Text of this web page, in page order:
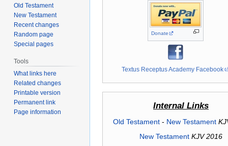
Donate
Textus Receptus Academy Facebook
Internal Links
Old Testament- New Testament
New Testament KJV 2016
Old Testament
New Testament
Recent changes
Random page
Special pages
Tools
What links here
Related changes
Printable version
Permanent link
Page information